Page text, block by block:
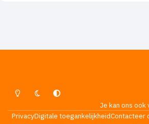
Lichte ModusDonkere ModusSysteemvoorkeur
Je kan ons ook
PrivacyDigitale toegankelijkheidContacteer